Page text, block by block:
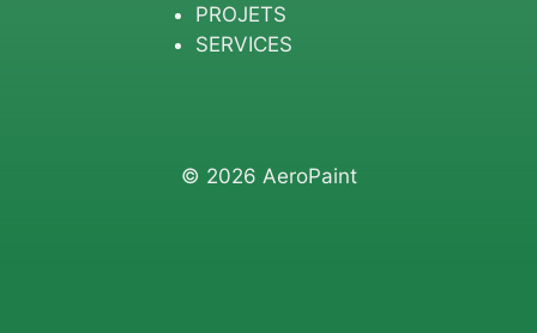
PROJETS
SERVICES
© 2026 AeroPaint